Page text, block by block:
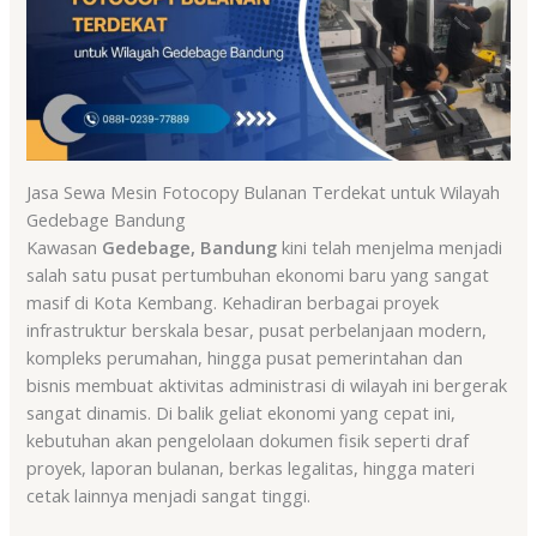
Jasa Sewa Mesin Fotocopy Bulanan Terdekat untuk Wilayah
Gedebage Bandung
Kawasan Gedebage, Bandung kini telah menjelma menjadi
salah satu pusat pertumbuhan ekonomi baru yang sangat
masif di Kota Kembang. Kehadiran berbagai proyek
infrastruktur berskala besar, pusat perbelanjaan modern,
kompleks perumahan, hingga pusat pemerintahan dan
bisnis membuat aktivitas administrasi di wilayah ini bergerak
sangat dinamis. Di balik geliat ekonomi yang cepat ini,
kebutuhan akan pengelolaan dokumen fisik seperti draf
proyek, laporan bulanan, berkas legalitas, hingga materi
cetak lainnya menjadi sangat tinggi.